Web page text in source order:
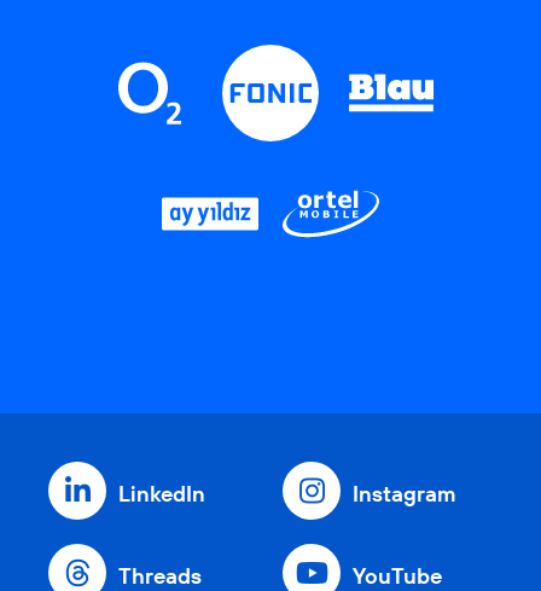
LinkedIn Instagram
Threads YouTube